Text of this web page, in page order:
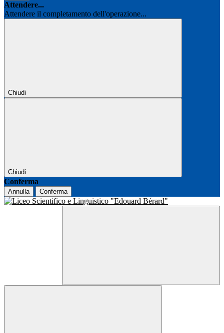
Attendere...
Attendere il completamento dell'operazione...
Chiudi
Chiudi
Conferma
Annulla Conferma